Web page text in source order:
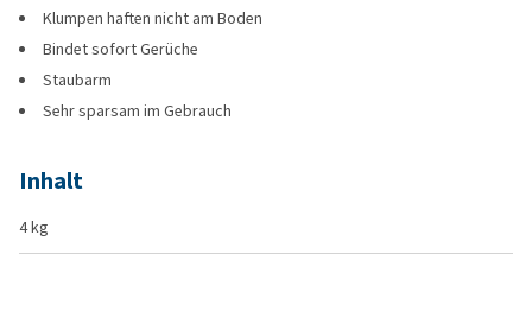
Klumpen haften nicht am Boden
Bindet sofort Gerüche
Staubarm
Sehr sparsam im Gebrauch
Inhalt
4 kg